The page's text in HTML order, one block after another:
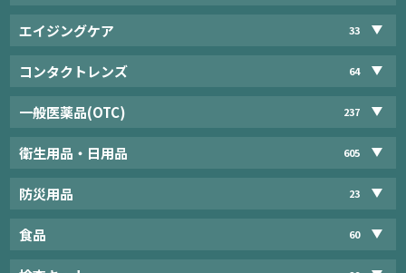
エイジングケア 33
コンタクトレンズ 64
一般医薬品(OTC) 237
衛生用品・日用品 605
防災用品 23
食品 60